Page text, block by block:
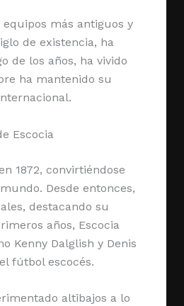
más antiguos y
de existencia, ha
de los años, ha vivido
ha mantenido su
Escocia
1872, convirtiéndose
Desde entonces,
destacando su
años, Escocia
Kenny Dalglish y Denis
fútbol escocés.
altibajos a lo